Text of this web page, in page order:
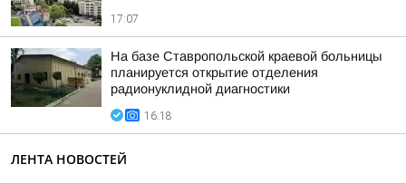
17:07
На базе Ставропольской краевой больницы
планируется открытие отделения
радионуклидной диагностики
16:18
ЛЕНТА НОВОСТЕЙ